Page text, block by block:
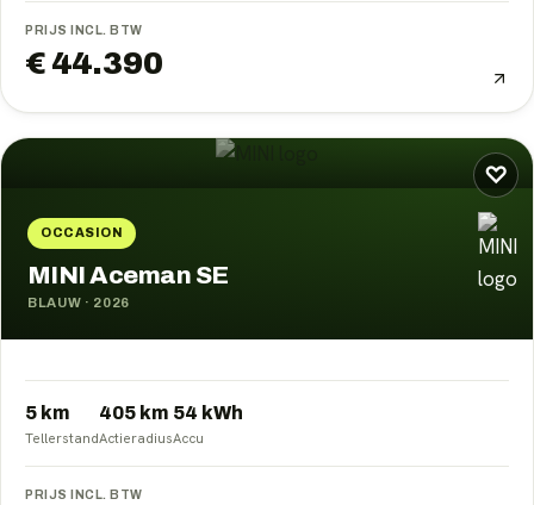
PRIJS INCL. BTW
€ 44.390
♡
OCCASION
MINI Aceman SE
BLAUW · 2026
5 km
Tellerstand
405 km
Actieradius
54 kWh
Accu
PRIJS INCL. BTW